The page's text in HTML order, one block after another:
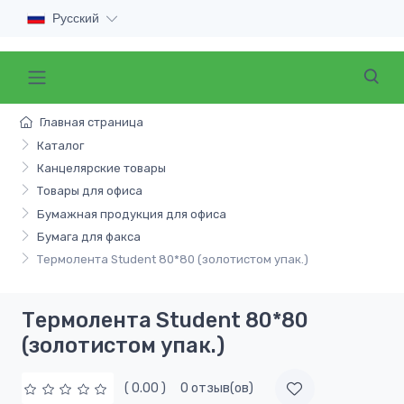
Русский
Главная страница
Каталог
Канцелярские товары
Товары для офиса
Бумажная продукция для офиса
Бумага для факса
Термолента Student 80*80 (золотистом упак.)
Термолента Student 80*80
(золотистом упак.)
( 0.00 ) 0 отзыв(ов)